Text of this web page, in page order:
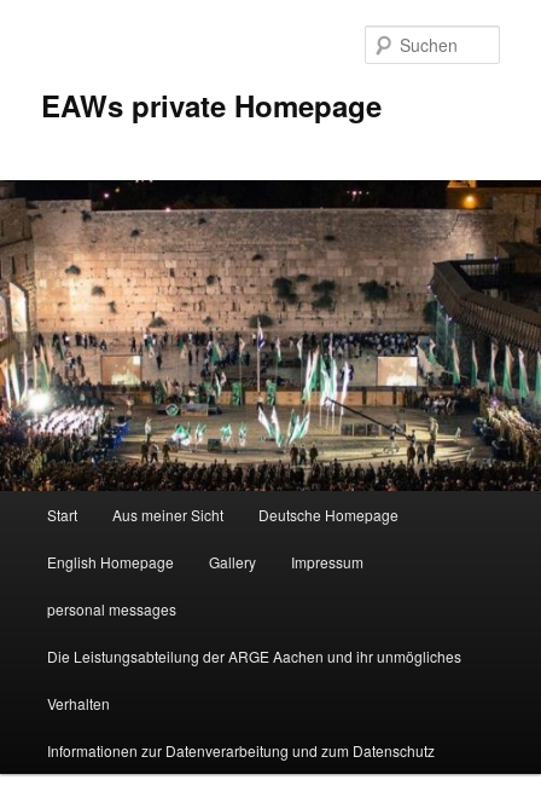
EAWs private Homepage
Start Aus meiner Sicht Deutsche Homepage
English Homepage Gallery Impressum
personal messages
Die Leistungsabteilung der ARGE Aachen und ihr unmögliches
Verhalten
Informationen zur Datenverarbeitung und zum Datenschutz